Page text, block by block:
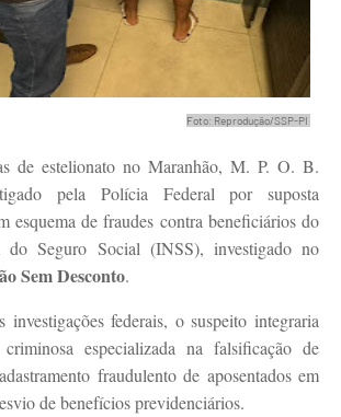
Foto: Reprodução/SSP-PI
de estelionato no Maranhão, M. P. O. B.
pela Polícia Federal por suposta
esquema de fraudes contra beneficiários do
do Seguro Social (INSS), investigado no
Sem Desconto.
federais, o suspeito integraria
especializada na falsificação de
fraudulento de aposentados em
de benefícios previdenciários.